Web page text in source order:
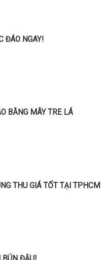
ĐÁO NGAY!
BẰNG MÂY TRE LÁ
THU GIÁ TỐT TẠI TPHCM